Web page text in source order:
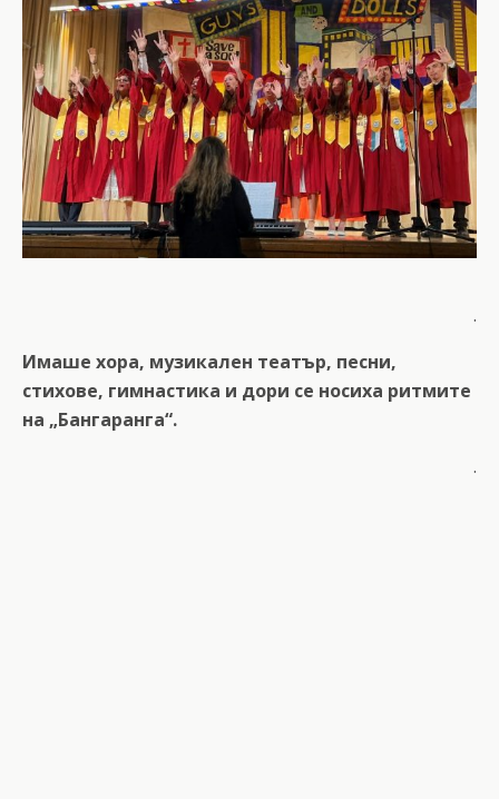
.
Имаше хора, музикален театър, песни,
стихове, гимнастика и дори се носиха ритмите
на „Бангаранга“.
.